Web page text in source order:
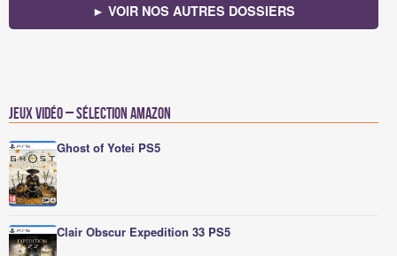
► VOIR NOS AUTRES DOSSIERS
Jeux vidéo – Sélection Amazon
Ghost of Yotei PS5
Clair Obscur Expedition 33 PS5